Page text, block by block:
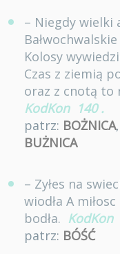
– Niegdy wielki
Kolosy
Czas z ziemią
oraz z cnotą to
KodKon 140 .
patrz: BOŻNICA,
BUŻNICA
– Zyłes na
wiodła A
bodła. KodKon
patrz: BÓŚĆ